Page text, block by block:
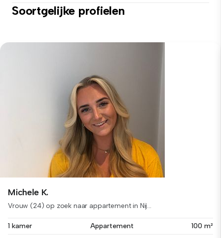
Soortgelijke profielen
Michele K.
Vrouw (24) op zoek naar appartement in Nij...
1 kamer Appartement 100 m²